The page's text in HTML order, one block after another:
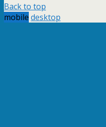
Back to top
mobile desktop